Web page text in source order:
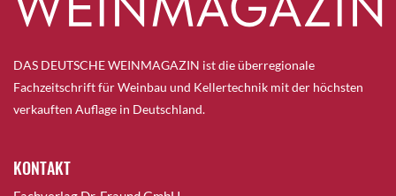
DAS DEUTSCHE WEINMAGAZIN ist die überregionale
Fachzeitschrift für Weinbau und Kellertechnik mit der höchsten
verkauften Auflage in Deutschland.
KONTAKT